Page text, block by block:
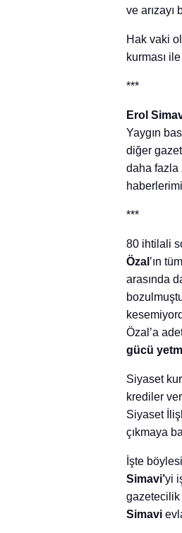
ve
Hak vaki
kurması
***
Erol
Yaygın
diğer
daha fazla
***
80 ihtilali
Özal ’ın
arasında
Özal’a
gücü
Siyaset
krediler
Siyaset
çıkmaya
İşte
Simavi’yi
Simavi